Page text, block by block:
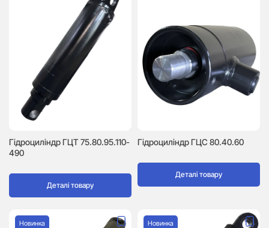
Гідроциліндр ГЦТ 75.80.95.110-
490
Деталі товару
Гідроциліндр ГЦC 80.40.60
Деталі товару
Новинка Новинка